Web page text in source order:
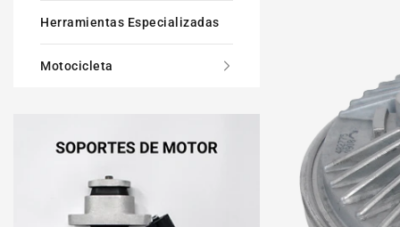
Herramientas Especializadas
Motocicleta